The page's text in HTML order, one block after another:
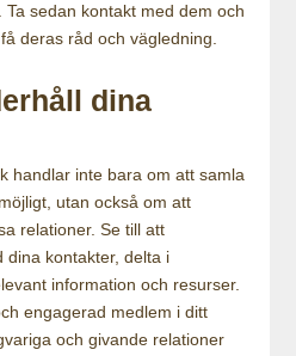
sedan kontakt med dem och
deras råd och vägledning.
dina
handlar inte bara om att samla
utan också om att
relationer. Se till att
dina kontakter, delta i
information och resurser.
engagerad medlem i ditt
och givande relationer